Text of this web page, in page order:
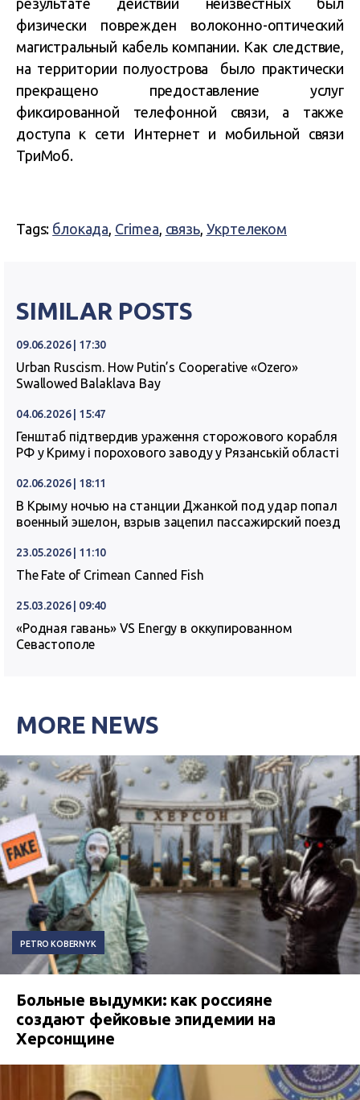
результате действий неизвестных был
физически поврежден волоконно-оптический
магистральный кабель компании. Как следствие,
на территории полуострова было практически
прекращено предоставление услуг
фиксированной телефонной связи, а также
доступа к сети Интернет и мобильной связи
ТриМоб.
Tags: блокада, Crimea, связь, Укртелеком
SIMILAR POSTS
09.06.2026 | 17:30
Urban Ruscism. How Putin’s Cooperative «Ozero»
Swallowed Balaklava Bay
04.06.2026 | 15:47
Генштаб підтвердив ураження сторожового корабля
РФ у Криму і порохового заводу у Рязанській області
02.06.2026 | 18:11
В Крыму ночью на станции Джанкой под удар попал
военный эшелон, взрыв зацепил пассажирский поезд
23.05.2026 | 11:10
The Fate of Crimean Canned Fish
25.03.2026 | 09:40
«Родная гавань» VS Energy в оккупированном
Севастополе
MORE NEWS
PETRO KOBERNYK
Больные выдумки: как россияне
создают фейковые эпидемии на
Херсонщине